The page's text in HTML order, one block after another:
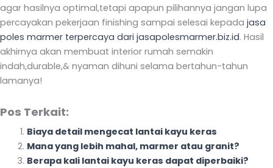
agar hasilnya optimal,tetapi apapun pilihannya jangan lupa
percayakan pekerjaan finishing sampai selesai kepada jasa
poles marmer terpercaya dari jasapolesmarmer.biz.id. Hasil
akhirnya akan membuat interior rumah semakin
indah,durable,& nyaman dihuni selama bertahun-tahun
lamanya!
Pos Terkait:
Biaya detail mengecat lantai kayu keras
Mana yang lebih mahal, marmer atau granit?
Berapa kali lantai kayu keras dapat diperbaiki?